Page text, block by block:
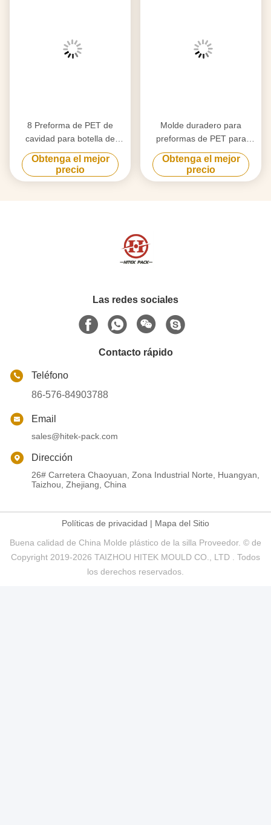
8 Preforma de PET de
cavidad para botella de
frasco de boca ancha de 80
mm Corredor frío cola larga
Obtenga el mejor
precio
Molde duradero para
preformas de PET para
botella de tarro de cuello
ancho de 100 mm, base de
molde de acero P20
Obtenga el mejor
precio
Las redes sociales
Contacto rápido
Teléfono
86-576-84903788
Email
sales@hitek-pack.com
Dirección
26# Carretera Chaoyuan, Zona Industrial Norte, Huangyan,
Taizhou, Zhejiang, China
Políticas de privacidad | Mapa del Sitio
Buena calidad de China Molde plástico de la silla Proveedor. © de
Copyright 2019-2026 TAIZHOU HITEK MOULD CO., LTD . Todos
los derechos reservados.